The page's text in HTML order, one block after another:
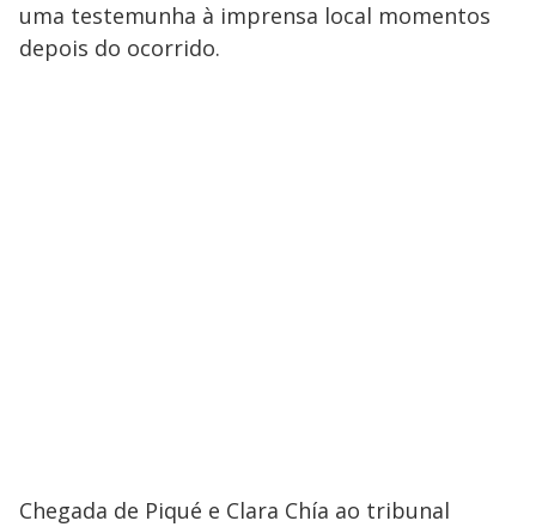
uma testemunha à imprensa local momentos
depois do ocorrido.
Chegada de Piqué e Clara Chía ao tribunal